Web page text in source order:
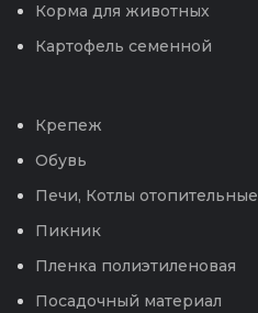
Корма для животных
Картофель семенной
Крепеж
Обувь
Печи, Котлы отопительные
Пикник
Пленка полиэтиленовая
Посадочный материал